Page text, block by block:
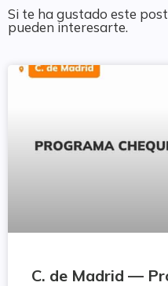
Si te ha gustado este
pueden interesarte.
C. de Madrid —